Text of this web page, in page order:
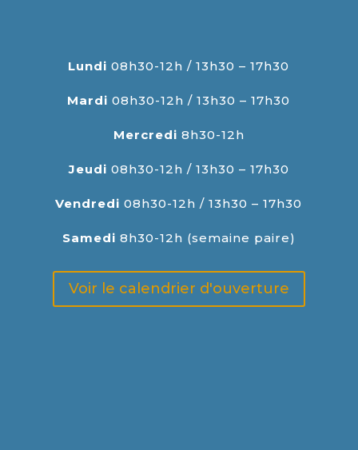
Lundi 08h30-12h / 13h30 – 17h30
Mardi08h30-12h / 13h30 – 17h30
Mercredi 8h30-12h
Jeudi 08h30-12h / 13h30 – 17h30
Vendredi 08h30-12h / 13h30 – 17h30
Samedi 8h30-12h (semaine paire)
Voir le calendrier d'ouverture